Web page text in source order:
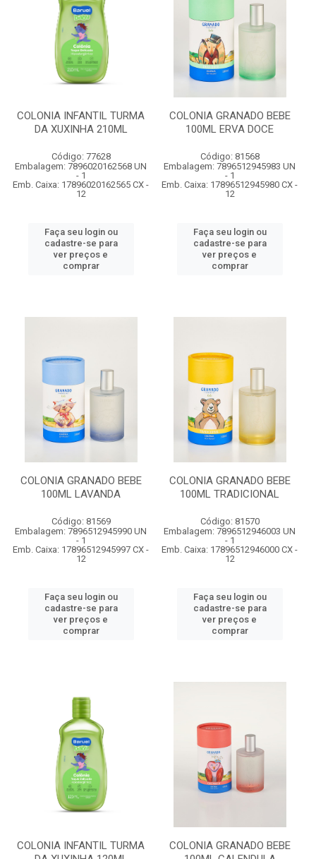
COLONIA INFANTIL TURMA
DA XUXINHA 210ML
Código: 77628
Embalagem: 7896020162568 UN
- 1
Emb. Caixa: 17896020162565 CX -
12
Faça seu login ou
cadastre-se para
ver preços e
comprar
COLONIA GRANADO BEBE
100ML ERVA DOCE
Código: 81568
Embalagem: 7896512945983 UN
- 1
Emb. Caixa: 17896512945980 CX -
12
Faça seu login ou
cadastre-se para
ver preços e
comprar
COLONIA GRANADO BEBE
100ML LAVANDA
Código: 81569
Embalagem: 7896512945990 UN
- 1
Emb. Caixa: 17896512945997 CX -
12
Faça seu login ou
cadastre-se para
ver preços e
comprar
COLONIA GRANADO BEBE
100ML TRADICIONAL
Código: 81570
Embalagem: 7896512946003 UN
- 1
Emb. Caixa: 17896512946000 CX -
12
Faça seu login ou
cadastre-se para
ver preços e
comprar
COLONIA INFANTIL TURMA
COLONIA GRANADO BEBE